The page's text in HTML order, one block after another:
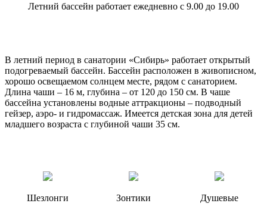
Летний бассейн работает ежедневно с 9.00 до 19.00
В летний период в санатории «Сибирь» работает открытый
подогреваемый бассейн. Бассейн расположен в живописном,
хорошо освещаемом солнцем месте, рядом с санаторием.
Длина чаши – 16 м, глубина – от 120 до 150 см. В чаше
бассейна установлены водные аттракционы – подводный
гейзер, аэро- и гидромассаж. Имеется детская зона для детей
младшего возраста с глубиной чаши 35 см.
Шезлонги Зонтики Душевые